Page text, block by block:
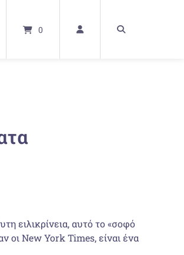
0
ειλικρίνεια, αυτό το «σοφό
οι New York Times, είναι ένα